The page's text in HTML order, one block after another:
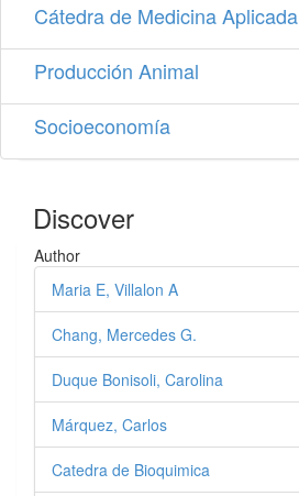
Cátedra de Medicina Aplicada
Producción Animal
Socioeconomía
Discover
Author
Maria E, Villalon A
Chang, Mercedes G.
Duque Bonisoli, Carolina
Márquez, Carlos
Catedra de Bioquimica